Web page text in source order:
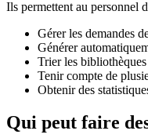
Ils permettent au personnel
Gérer les demandes
Générer
Trier les
Tenir compte de
Obtenir des
Qui peut faire